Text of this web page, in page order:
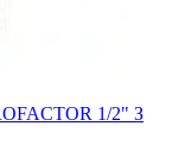
1/2" З